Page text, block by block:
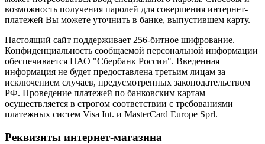
возможность получения паролей для совершения интернет-
платежей Вы можете уточнить в банке, выпустившем карту.
Настоящий сайт поддерживает 256-битное шифрование.
Конфиденциальность сообщаемой персональной информации
обеспечивается ПАО "Сбербанк России". Введенная
информация не будет предоставлена третьим лицам за
исключением случаев, предусмотренных законодательством
РФ. Проведение платежей по банковским картам
осуществляется в строгом соответствии с требованиями
платежных систем Visa Int. и MasterCard Europe Sprl.
Реквизиты интернет-магазина